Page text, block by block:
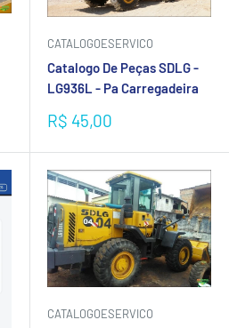
CATALOGOESERVICO
Catalogo De Peças SDLG -
LG936L - Pa Carregadeira
Preço
promocional
R$ 45,00
CATALOGOESERVICO